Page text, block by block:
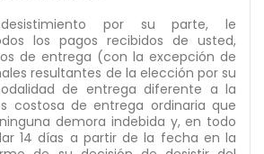
por su parte, le
los pagos recibidos de usted,
de entrega (con la excepción de
resultantes de la elección por su
de entrega diferente a la
costosa de entrega ordinaria que
demora indebida y, en todo
14 días a partir de la fecha en la